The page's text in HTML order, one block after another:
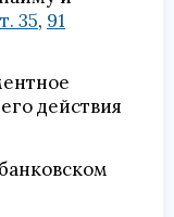
35, 91
действия